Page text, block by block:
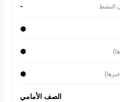
النشط -
●
●
●
الصف الأمامي